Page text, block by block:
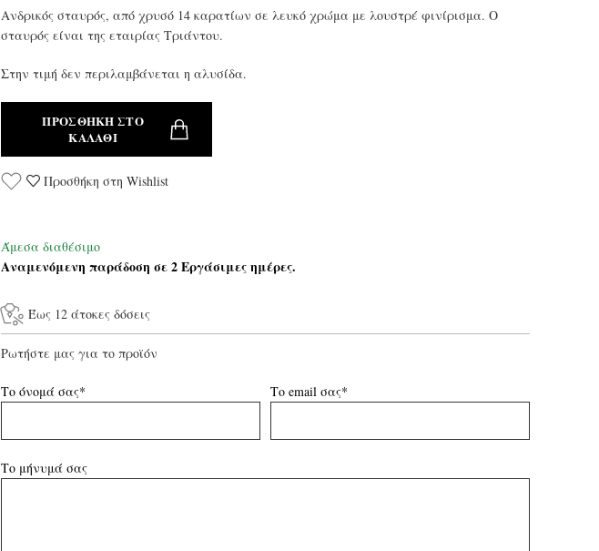
Ανδρικός σταυρός, από χρυσό 14 καρατίων σε λευκό χρώμα με λουστρέ φινίρισμα. Ο
σταυρός είναι της εταιρίας Τριάντου.
Στην τιμή δεν περιλαμβάνεται η αλυσίδα.
ΠΡΟΣΘΉΚΗ ΣΤΟ
ΚΑΛΆΘΙ
Προσθήκη στη Wishlist
Άμεσα διαθέσιμο
Αναμενόμενη παράδοση σε 2 Εργάσιμες ημέρες.
Έως 12 άτοκες δόσεις
Ρωτήστε μας για το προϊόν
Το όνομά σας* Το email σας*
Το μήνυμά σας